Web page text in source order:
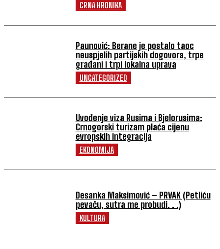
CRNA HRONIKA
Paunović: Berane je postalo taoc
neuspjelih partijskih dogovora, trpe
građani i trpi lokalna uprava
UNCATEGORIZED
Uvođenje viza Rusima i Bjelorusima:
Crnogorski turizam plaća cijenu
evropskih integracija
EKONOMIJA
Desanka Maksimović – PRVAK (Petliću
pevaču, sutra me probudi. . .)
KULTURA